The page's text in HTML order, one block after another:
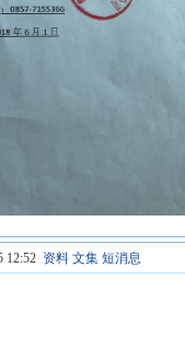
12:52 资料 文集 短消息